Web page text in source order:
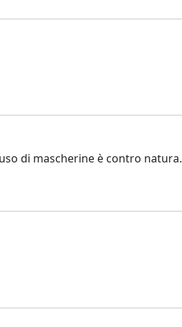
di mascherine è contro natura.